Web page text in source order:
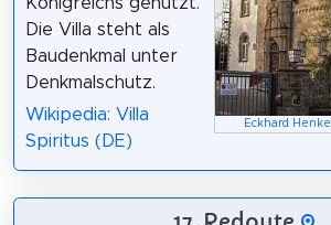
Eckhard Henkel
Die Villa steht als
Baudenkmal unter
Denkmalschutz.
Wikipedia: Villa
Spiritus (DE)